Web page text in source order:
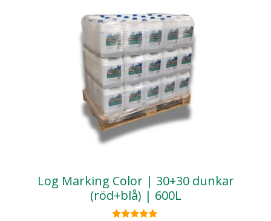
Log Marking Color | 30+30 dunkar
(röd+blå) | 600L